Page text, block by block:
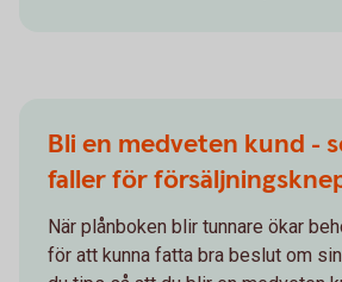
Bli en medveten kund -
faller för
När plånboken blir tunnare ökar
för att kunna fatta bra beslut om